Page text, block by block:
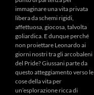
immaginare una vita privata
libera da schemi rigidi,
affettuosa, giocosa, talvolta
goliardica. E dunque perché
non proiettare Leonardo ai
giorni nostri tra gli arcobaleni
del Pride? Giussani parte da
questo atteggiamento verso le
cose della vita per
un’esplorazione ricca di